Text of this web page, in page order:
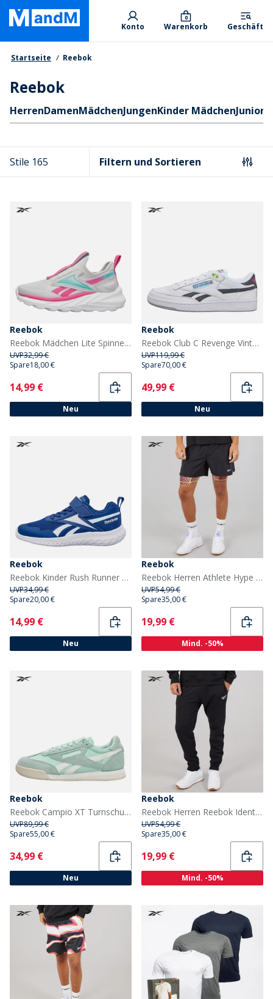
Skip
main
content
Primary departments
Konto Warenkorb
0
Geschäft
Brotkrumen
Startseite Reebok
Reebok
Schnellzugriff
HerrenDamenMädchenJungenKinder MädchenJunior
Stile 165 Filtern und Sortieren
Reebok
Reebok Mädchen Lite Spinner neutrale Laufschuhe Mist Grey/True Pink/Aqua
UVP32,99 €
Spare18,00 €
Current
14,99 €
Neu
Reebok
Reebok Club C Revenge Vintage 90er Jahre Tennis Turnschuhe Weiß/Weiß/Schwarz
UVP119,99 €
Spare70,00 €
Current
49,99 €
Neu
Reebok
Reebok Kinder Rush Runner 5 Elastisches Schnürband und oberer Riemen Neutrale Laufschuhe Vector Blue/Vector Blue/Weiß
UVP34,99 €
Spare20,00 €
Current
14,99 €
Neu
Reebok
Reebok Herren Athlete Hype Zwei In Einem Shorts Schwarz/Electric Yellow
UVP54,99 €
Spare35,00 €
Current
19,99 €
Mind. -50%
Reebok
Reebok Campio XT Turnschuhe Glitch Aqua/Chalk/Alabaster
UVP89,99 €
Spare55,00 €
Current
34,99 €
Neu
Reebok
Reebok Herren Reebok Identity Kleines Logo Fleece Jogginghosen Schwarz
UVP54,99 €
Spare35,00 €
Current
19,99 €
Mind. -50%